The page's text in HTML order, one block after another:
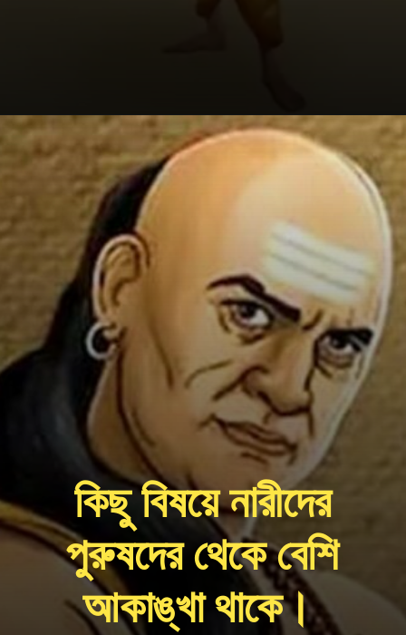
কিছু বিষয়ে নারীদের
পুরুষদের থেকে বেশি
আকাঙ্খা থাকে।